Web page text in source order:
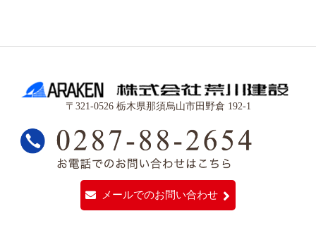
〒321-0526 栃木県那須烏山市田野倉 192-1
メールでのお問い合わせ